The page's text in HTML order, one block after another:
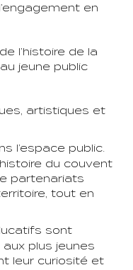
en
l’histoire de la
jeune public
artistiques et
l’espace public.
du couvent
partenariats
tout en
sont
plus jeunes
leur curiosité et